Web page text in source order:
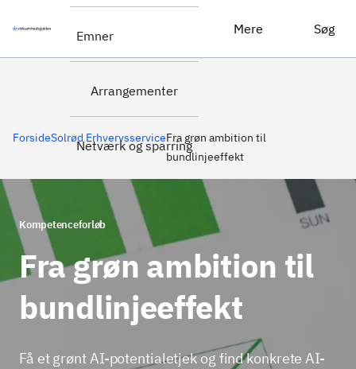
Emner
Arrangementer
Netværk og sparring
Mere Søg
Tilmeld dig her
ForsideSolrød ErhvervsserviceFra grøn ambition til
bundlinjeeffekt
Kompetenceforløb
Fra grøn ambition til
bundlinjeeffekt
Få et grønt AI-potentialetjek og find konkrete AI-